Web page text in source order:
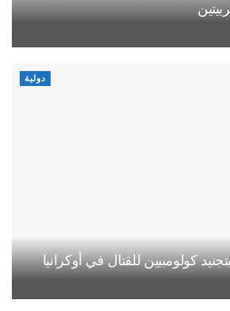
دولية
كولومبيين للقتال في أوكرانيا